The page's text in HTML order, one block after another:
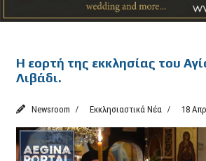
Η εορτή της εκκλησίας του
Λιβάδι.
Newsroom Εκκλησιαστικά Νέα 18